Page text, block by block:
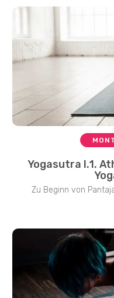
Yogasutra I.1.
Zu Beginn von